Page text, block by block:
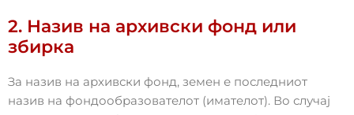
2. Назив на архивски фонд или
збирка
За назив на архивски фонд, земен е последниот
назив на фондообразователот (имателот). Во случај